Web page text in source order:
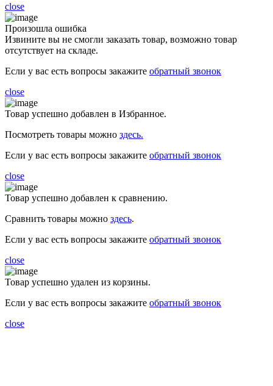
close
Произошла ошибка
Извините вы не смогли заказать товар, возможно товар
отсутствует на складе.
Если у вас есть вопросы закажите обратный звонок
close
Товар успешно добавлен в Избранное.
Посмотреть товары можно здесь.
Если у вас есть вопросы закажите обратный звонок
close
Товар успешно добавлен к сравнению.
Сравнить товары можно здесь.
Если у вас есть вопросы закажите обратный звонок
close
Товар успешно удален из корзины.
Если у вас есть вопросы закажите обратный звонок
close